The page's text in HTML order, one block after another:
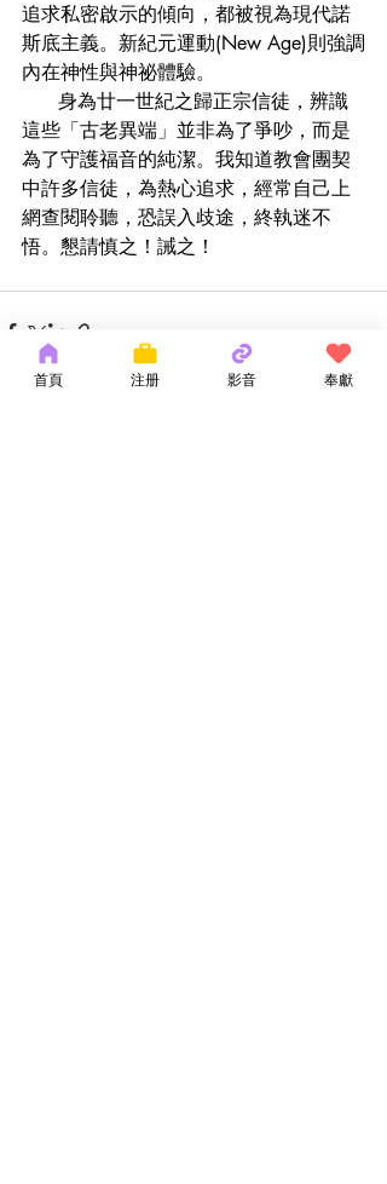
追求私密啟示的傾向，都被視為現代諾
斯底主義。新紀元運動(New Age)則強調
內在神性與神祕體驗。
身為廿一世紀之歸正宗信徒，辨識
這些「古老異端」並非為了爭吵，而是
為了守護福音的純潔。我知道教會團契
中許多信徒，為熱心追求，經常自己上
網查閱聆聽，恐誤入歧途，終執迷不
悟。懇請慎之！誡之！
首頁 注册 影音 奉獻